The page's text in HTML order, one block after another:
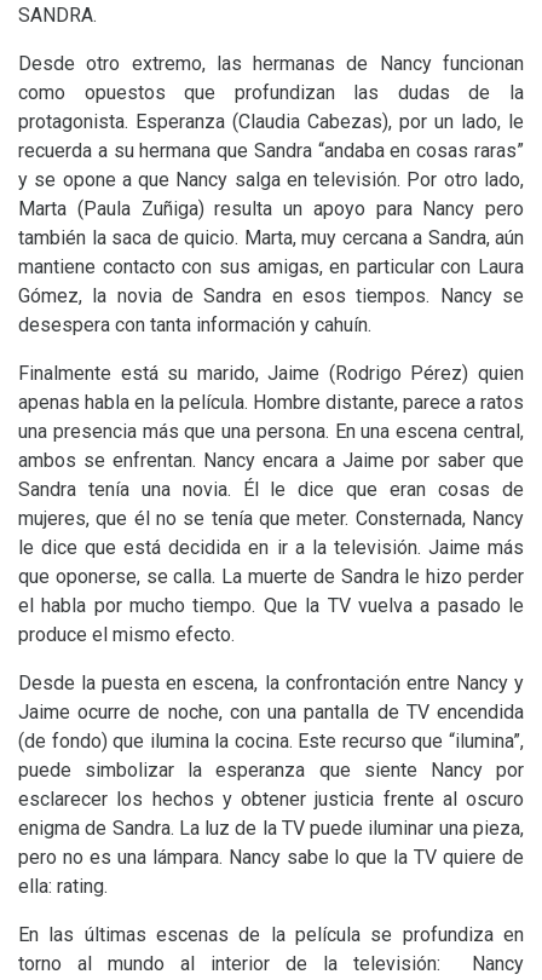
SANDRA.
Desde otro extremo, las hermanas de Nancy funcionan
como opuestos que profundizan las dudas de la
protagonista. Esperanza (Claudia Cabezas), por un lado, le
recuerda a su hermana que Sandra “andaba en cosas raras”
y se opone a que Nancy salga en televisión. Por otro lado,
Marta (Paula Zuñiga) resulta un apoyo para Nancy pero
también la saca de quicio. Marta, muy cercana a Sandra, aún
mantiene contacto con sus amigas, en particular con Laura
Gómez, la novia de Sandra en esos tiempos. Nancy se
desespera con tanta información y cahuín.
Finalmente está su marido, Jaime (Rodrigo Pérez) quien
apenas habla en la película. Hombre distante, parece a ratos
una presencia más que una persona. En una escena central,
ambos se enfrentan. Nancy encara a Jaime por saber que
Sandra tenía una novia. Él le dice que eran cosas de
mujeres, que él no se tenía que meter. Consternada, Nancy
le dice que está decidida en ir a la televisión. Jaime más
que oponerse, se calla. La muerte de Sandra le hizo perder
el habla por mucho tiempo. Que la TVvuelva a pasado le
produce el mismo efecto.
Desde la puesta en escena, la confrontación entre Nancy y
Jaime ocurre de noche, con una pantalla de TVencendida
(de fondo) que ilumina la cocina. Este recurso que “ilumina”,
puede simbolizar la esperanza que siente Nancy por
esclarecer los hechos y obtener justicia frente al oscuro
enigma de Sandra. La luz de la TVpuede iluminar una pieza,
pero no es una lámpara. Nancy sabe lo que laTV quiere de
ella: rating.
En las últimas escenas de la película se profundiza en
torno al mundo al interior de la televisión: Nancy